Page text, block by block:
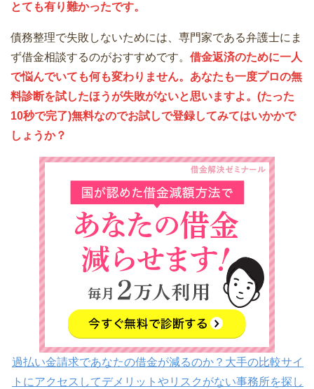
とても有り難かったです。
債務整理で失敗しないためには、専門家である弁護士にま
ず借金相談するのがおすすめです。 借金返済のために一人
で悩んでいても何も変わりません。あなたも一度プロの無
料診断を試したほうが失敗がないと思いますよ。(たった
10秒で完了)無料なのでお試しで登録してみてはいかかで
しょうか？
過払い金請求であなたの借金が減るのか？大手の比較サイ
トにアクセスしてデメリットやリスクがない事務所を探し